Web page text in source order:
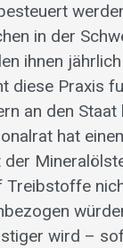
in der
ihnen
diese Praxis
an den
hat
Treibstoffe
wird –